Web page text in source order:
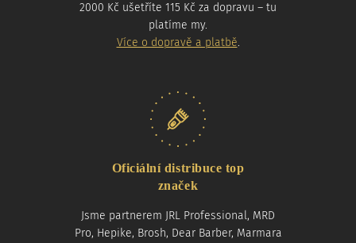
2000 Kč ušetříte 115 Kč za dopravu – tu
platíme my.
Více o dopravě a platbě.
Oficiální distribuce top
značek
Jsme partnerem JRL Professional, MRD
Pro, Hepike, Brosh, Dear Barber, Marmara